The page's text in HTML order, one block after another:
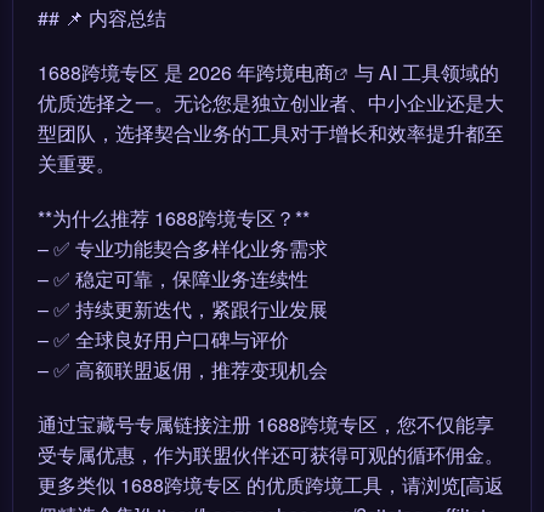
## 📌 内容总结
1688跨境专区 是 2026 年跨境电商
与 AI 工具领域的
优质选择之一。无论您是独立创业者、中小企业还是大
型团队，选择契合业务的工具对于增长和效率提升都至
关重要。
**为什么推荐 1688跨境专区？**
– ✅ 专业功能契合多样化业务需求
– ✅ 稳定可靠，保障业务连续性
– ✅ 持续更新迭代，紧跟行业发展
– ✅ 全球良好用户口碑与评价
– ✅ 高额联盟返佣，推荐变现机会
通过宝藏号专属链接注册 1688跨境专区，您不仅能享
受专属优惠，作为联盟伙伴还可获得可观的循环佣金。
更多类似 1688跨境专区 的优质跨境工具，请浏览[高返